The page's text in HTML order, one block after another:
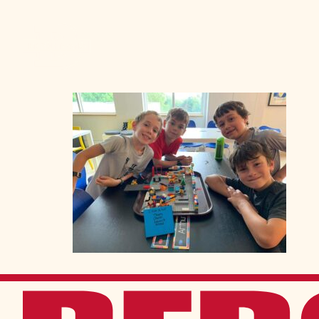
Frais généraux
Portes ouvertes
Bourses d’études
Tenue vestimentaire
Équipes sportives
Nos valeurs
Calendrier scolaire
Événements